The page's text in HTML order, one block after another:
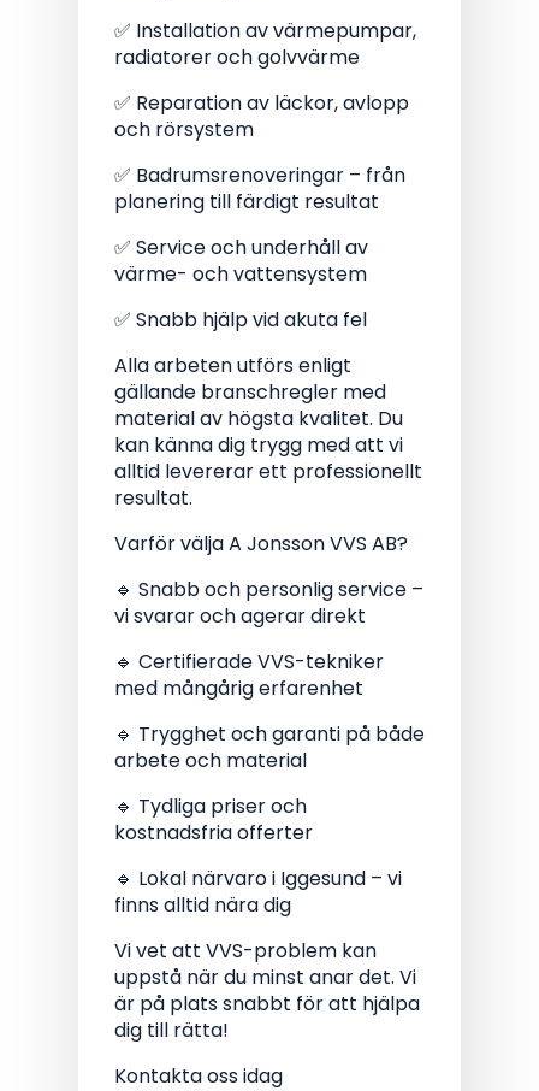
✅ Installation av värmepumpar,
radiatorer och golvvärme
✅ Reparation av läckor, avlopp
och rörsystem
✅ Badrumsrenoveringar – från
planering till färdigt resultat
✅ Service och underhåll av
värme- och vattensystem
✅ Snabb hjälp vid akuta fel
Alla arbeten utförs enligt
gällande branschregler med
material av högsta kvalitet. Du
kan känna dig trygg med att vi
alltid levererar ett professionellt
resultat.
Varför välja A Jonsson VVS AB?
🔹 Snabb och personlig service –
vi svarar och agerar direkt
🔹 Certifierade VVS-tekniker
med mångårig erfarenhet
🔹 Trygghet och garanti på både
arbete och material
🔹 Tydliga priser och
kostnadsfria offerter
🔹 Lokal närvaro i Iggesund – vi
finns alltid nära dig
Vi vet att VVS-problem kan
uppstå när du minst anar det. Vi
är på plats snabbt för att hjälpa
dig till rätta!
Kontakta oss idag